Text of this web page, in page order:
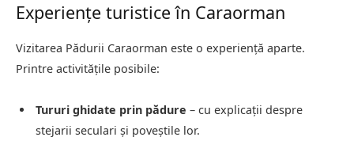
Experiențe turistice în Caraorman
Vizitarea Pădurii Caraorman este o experiență aparte.
Printre activitățile posibile:
Tururi ghidate prin pădure – cu explicații despre
stejarii seculari și poveștile lor.